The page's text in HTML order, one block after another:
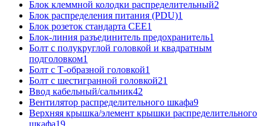
Блок клеммной колодки распределительный2
Блок распределения питания (PDU)1
Блок розеток стандарта CEE1
Блок-линия разъединитель предохранитель1
Болт с полукруглой головкой и квадратным
подголовком1
Болт с Т-образной головкой1
Болт с шестигранной головкой21
Ввод кабельный/сальник42
Вентилятор распределительного шкафа9
Верхняя крышка/элемент крышки распределительного
шкафа19